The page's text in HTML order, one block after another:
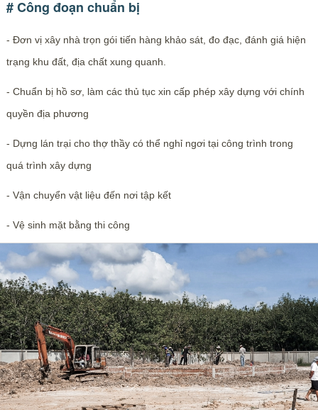
# Công đoạn chuẩn bị
- Đơn vị xây nhà trọn gói tiến hàng khảo sát, đo đạc, đánh giá hiện
trạng khu đất, địa chất xung quanh.
- Chuẩn bị hồ sơ, làm các thủ tục xin cấp phép xây dựng với chính
quyền địa phương
- Dựng lán trại cho thợ thầy có thể nghỉ ngơi tại công trình trong
quá trình xây dựng
- Vận chuyển vật liệu đến nơi tập kết
- Vệ sinh mặt bằng thi công